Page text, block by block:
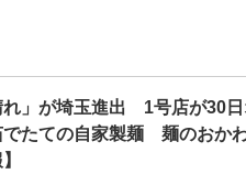
れ」が埼玉進出 1号店が30
たての自家製麺 麺のおか